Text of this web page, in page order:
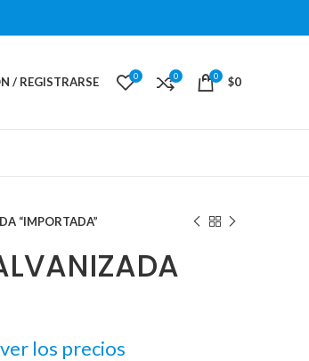
/ REGISTRARSE 0 0 0 $0
“IMPORTADA”
los precios